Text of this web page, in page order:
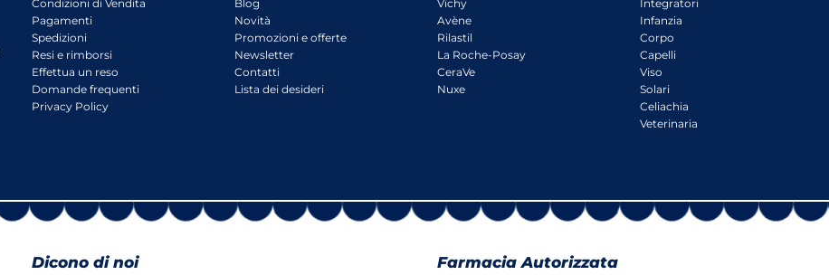
Condizioni di Vendita
Pagamenti
Spedizioni
Resi e rimborsi
Effettua un reso
Domande frequenti
Privacy Policy
Blog
Novità
Promozioni e offerte
Newsletter
Contatti
Lista dei desideri
Vichy
Avène
Rilastil
La Roche-Posay
CeraVe
Nuxe
Integratori
Infanzia
Corpo
Capelli
Viso
Solari
Celiachia
Veterinaria
Dicono di noi Farmacia Autorizzata